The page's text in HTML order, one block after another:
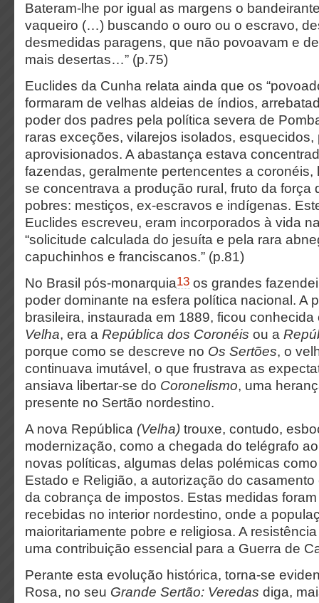
Bateram-lhe por igual as margens o
vaqueiro (…) buscando o ouro ou o escravo,
desmedidas paragens, que não povoavam e
mais desertas…” (p.75)
Euclides da Cunha relata ainda que os
formaram de velhas aldeias de índios,
poder dos padres pela política severa de
raras exceções, vilarejos isolados, esquecidos,
aprovisionados. A abastança estava
fazendas, geralmente pertencentes a coronéis,
se concentrava a produção rural, fruto da força
pobres: mestiços, ex-escravos e indígenas.
Euclides escreveu, eram incorporados à vida
“solicitude calculada do jesuíta e pela rara
capuchinhos e franciscanos.” (p.81)
No Brasil pós-monarquia13 os grandes
poder dominante na esfera política nacional. A
brasileira, instaurada em 1889, ficou
Velha, era a República dos Coronéis ou a
porque como se descreve no Os Sertões, o
continuava imutável, o que frustrava as
ansiava libertar-se do Coronelismo, uma
presente no Sertão nordestino.
A nova República (Velha) trouxe, contudo,
modernização, como a chegada do telégrafo
novas políticas, algumas delas polémicas
Estado e Religião, a autorização do
da cobrança de impostos. Estas medidas
recebidas no interior nordestino, onde a
maioritariamente pobre e religiosa. A
uma contribuição essencial para a Guerra de
Perante esta evolução histórica, torna-se
Rosa, no seu Grande Sertão: Veredas diga,